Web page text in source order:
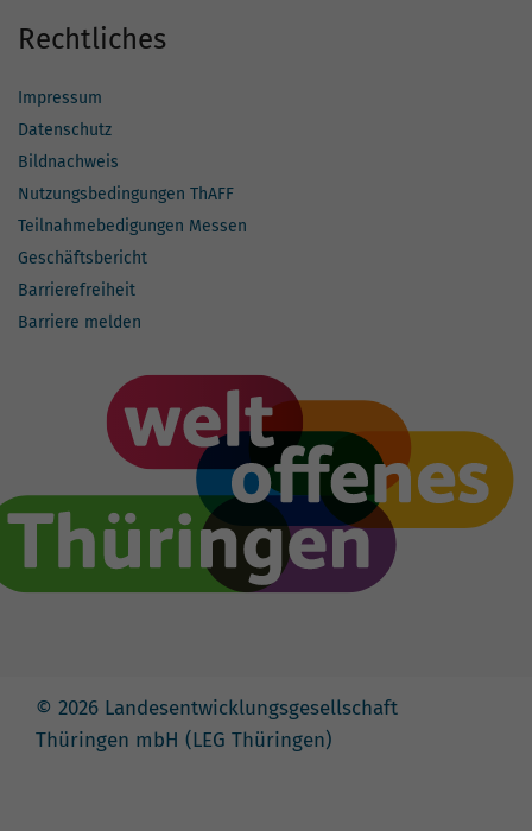
Rechtliches
Impressum
Datenschutz
Bildnachweis
Nutzungsbedingungen ThAFF
Teilnahmebedigungen Messen
Geschäftsbericht
Barrierefreiheit
Barriere melden
© 2026 Landesentwicklungsgesellschaft
Thüringen mbH (LEG Thüringen)